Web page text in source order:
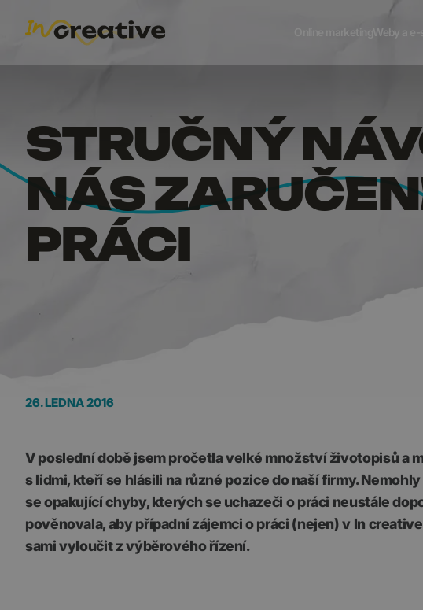
Weby a e-
STRUČNÝ
NÁS
PRÁCI
26. LEDNA 2016
V poslední době jsem pročetla velké množství životopisů a
s lidmi, kteří se hlásili na různé pozice do naší firmy.
se opakující chyby, kterých se uchazeči o práci neustále
pověnovala, aby případní zájemci o práci (nejen) v In
sami vyloučit z výběrového řízení.